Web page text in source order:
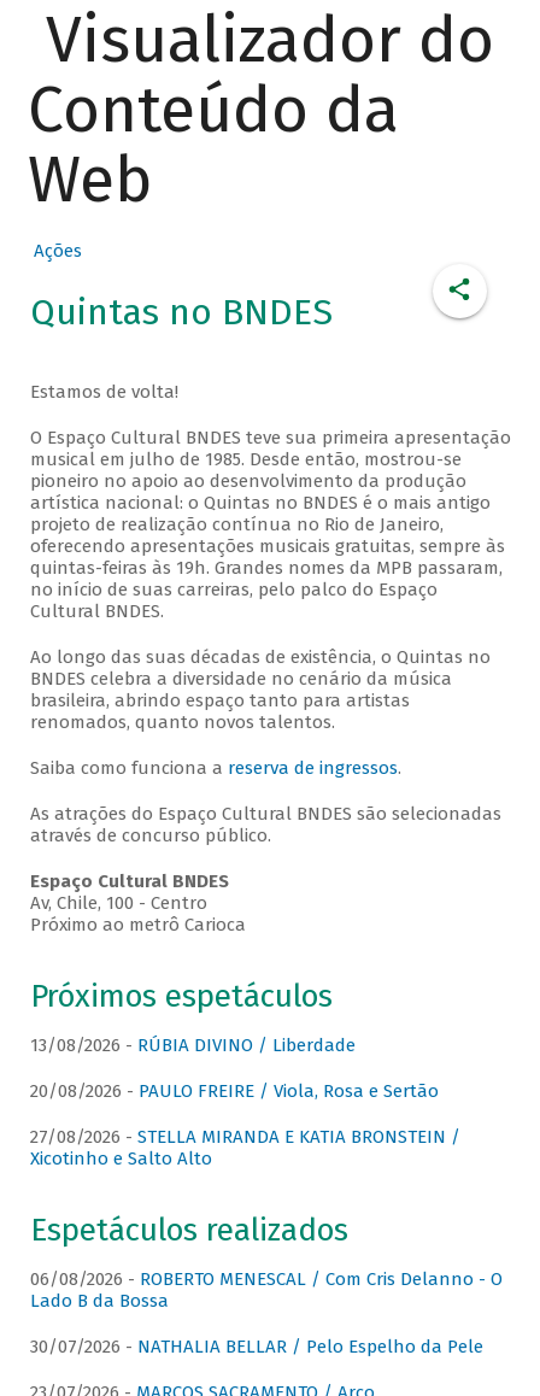
Visualizador do
Conteúdo da
Web
Ações
Quintas no BNDES
Estamos de volta!
O Espaço Cultural BNDES teve sua primeira apresentação
musical em julho de 1985. Desde então, mostrou-se
pioneiro no apoio ao desenvolvimento da produção
artística nacional: o Quintas no BNDES é o mais antigo
projeto de realização contínua no Rio de Janeiro,
oferecendo apresentações musicais gratuitas, sempre às
quintas-feiras às 19h. Grandes nomes da MPB passaram,
no início de suas carreiras, pelo palco do Espaço
Cultural BNDES.
Ao longo das suas décadas de existência, o Quintas no
BNDES celebra a diversidade no cenário da música
brasileira, abrindo espaço tanto para artistas
renomados, quanto novos talentos.
Saiba como funciona a reserva de ingressos.
As atrações do Espaço Cultural BNDES são selecionadas
através de concurso público.
Espaço Cultural BNDES
Av, Chile, 100 - Centro
Próximo ao metrô Carioca
Próximos espetáculos
13/08/2026 - RÚBIA DIVINO / Liberdade
20/08/2026 - PAULO FREIRE / Viola, Rosa e Sertão
27/08/2026 - STELLA MIRANDA E KATIA BRONSTEIN /
Xicotinho e Salto Alto
Espetáculos realizados
06/08/2026 - ROBERTO MENESCAL / Com Cris Delanno - O
Lado B da Bossa
30/07/2026 - NATHALIA BELLAR / Pelo Espelho da Pele